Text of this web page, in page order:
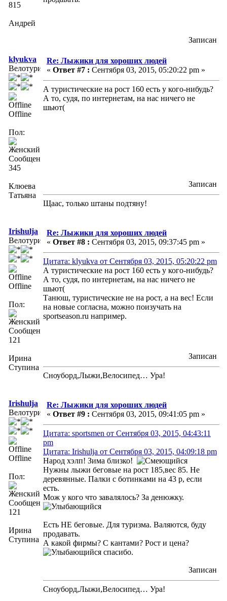
815
Андрей
Записан
klyukva
Велотурист
Offline
Пол:
Сообщений:
345
Клюева
Татьяна
Re: Лыжики для хороших людей
« Ответ #7 : Сентября 03, 2015, 05:20:22 pm »
А туристические на рост 160 есть у кого-нибудь?
А то, судя, по интернетам, на нас ничего не
шьют(
Записан
Щаас, только штаны подтяну!
Irishulja
Велотурист
Offline
Пол:
Сообщений:
121
Ирина
Ступина
Re: Лыжики для хороших людей
« Ответ #8 : Сентября 03, 2015, 09:37:45 pm »
Цитата: klyukva от Сентября 03, 2015, 05:20:22 pm
А туристические на рост 160 есть у кого-нибудь?
А то, судя, по интернетам, на нас ничего не
шьют(
Танюш, туристические не на рост, а на вес! Если
на новые согласна, можно поизучать на
sportseason.ru например.
Записан
Сноуборд,Лыжи,Велосипед… Ура!
Irishulja
Велотурист
Offline
Пол:
Сообщений:
121
Ирина
Ступина
Re: Лыжики для хороших людей
« Ответ #9 : Сентября 03, 2015, 09:41:05 pm »
Цитата: sportsmen от Сентября 03, 2015, 04:43:11
pm
Цитата: Irishulja от Сентября 03, 2015, 04:09:18 pm
Народ хэлп! Зима близко!
Нужны лыжи беговые на рост 185,вес 85. Не
деревянные. Палки с ботинками на 43 р, если
есть.
Мож у кого что завалялось? За денюжку.
Есть НЕ беговые. Для туризма. Валяются, буду
продавать.
А какой фирмы? С кантами? Рост и цена?
спасибо.
Записан
Сноуборд,Лыжи,Велосипед… Ура!